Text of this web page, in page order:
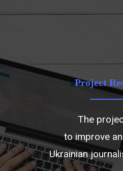
Project
The
to improve
Ukrainian